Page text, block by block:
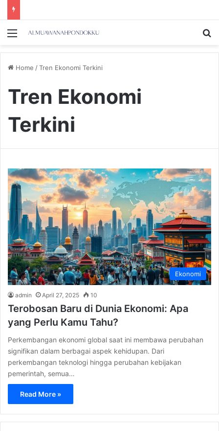
Menu
Home /Tren Ekonomi Terkini
Tren Ekonomi
Terkini
Ekonomi
admin April 27, 2025 10
Terobosan Baru di Dunia Ekonomi: Apa
yang Perlu Kamu Tahu?
Perkembangan ekonomi global saat ini membawa perubahan
signifikan dalam berbagai aspek kehidupan. Dari
perkembangan teknologi hingga perubahan kebijakan
pemerintah, semua…
Read More »